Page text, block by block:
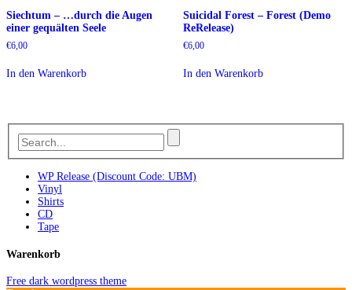
Siechtum – …durch die Augen
einer gequälten Seele
€6,00
In den Warenkorb
Suicidal Forest – Forest (Demo
ReRelease)
€6,00
In den Warenkorb
WP Release (Discount Code: UBM)
Vinyl
Shirts
CD
Tape
Warenkorb
Free dark wordpress theme